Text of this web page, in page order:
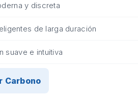
y discreta
de larga duración
suave e intuitiva
Carbono